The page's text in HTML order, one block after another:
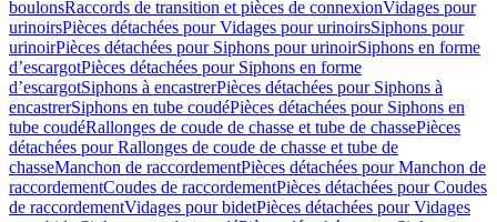
boulonsRaccords de transition et pièces de connexionVidages pour
urinoirsPièces détachées pour Vidages pour urinoirsSiphons pour
urinoirPièces détachées pour Siphons pour urinoirSiphons en forme
d’escargotPièces détachées pour Siphons en forme
d’escargotSiphons à encastrerPièces détachées pour Siphons à
encastrerSiphons en tube coudéPièces détachées pour Siphons en
tube coudéRallonges de coude de chasse et tube de chassePièces
détachées pour Rallonges de coude de chasse et tube de
chasseManchon de raccordementPièces détachées pour Manchon de
raccordementCoudes de raccordementPièces détachées pour Coudes
de raccordementVidages pour bidetPièces détachées pour Vidages